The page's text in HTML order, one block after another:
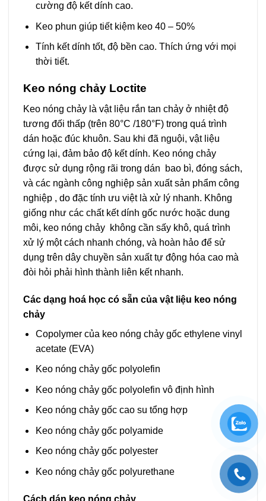
cường độ kết dính cao.
Keo phun giúp tiết kiệm keo 40 – 50%
Tính kết dính tốt, độ bền cao. Thích ứng với mọi
thời tiết.
Keo nóng chảy Loctite
Keo nóng chảy là vật liệu rắn tan chảy ở nhiệt độ
tương đối thấp (trên 80°C /180°F) trong quá trình
dán hoặc đúc khuôn. Sau khi đã nguội, vật liệu
cứng lại, đảm bảo độ kết dính. Keo nóng chảy
được sử dụng rộng rãi trong dán bao bì, đóng sách,
và các ngành công nghiệp sản xuất sản phẩm công
nghiệp , do đặc tính ưu việt là xử lý nhanh. Không
giống như các chất kết dính gốc nước hoặc dung
môi, keo nóng chảy không cần sấy khô, quá trình
xử lý một cách nhanh chóng, và hoàn hảo để sử
dụng trên dây chuyền sản xuất tự động hóa cao mà
đòi hỏi phải hình thành liên kết nhanh.
Các dạng hoá học có sẵn của vật liệu keo nóng
chảy
Copolymer của keo nóng chảy gốc ethylene vinyl
acetate (EVA)
Keo nóng chảy gốc polyolefin
Keo nóng chảy gốc polyolefin vô định hình
Keo nóng chảy gốc cao su tổng hợp
Keo nóng chảy gốc polyamide
Keo nóng chảy gốc polyester
Keo nóng chảy gốc polyurethane
Cách dán keo nóng chảy